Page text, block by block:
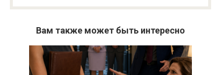
Вам также может быть интересно